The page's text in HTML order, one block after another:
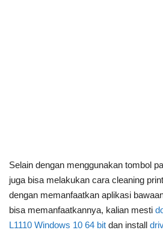
Selain dengan menggunakan tombol
juga bisa melakukan cara cleaning
dengan memanfaatkan aplikasi
bisa memanfaatkannya, kalian mesti
L1110 Windows 10 64 bit dan install